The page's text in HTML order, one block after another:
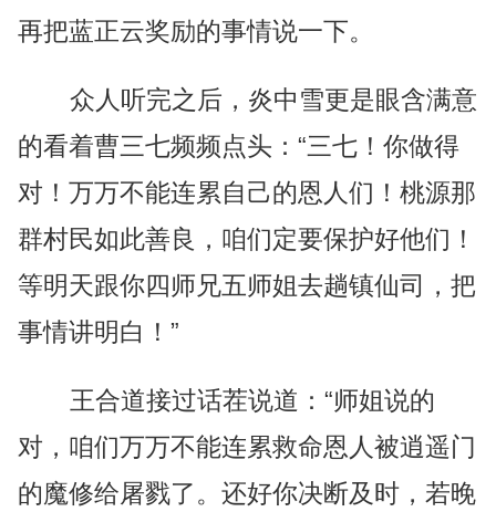
再把蓝正云奖励的事情说一下。
众人听完之后，炎中雪更是眼含满意
的看着曹三七频频点头：“三七！你做得
对！万万不能连累自己的恩人们！桃源那
群村民如此善良，咱们定要保护好他们！
等明天跟你四师兄五师姐去趟镇仙司，把
事情讲明白！”
王合道接过话茬说道：“师姐说的
对，咱们万万不能连累救命恩人被逍遥门
的魔修给屠戮了。还好你决断及时，若晚